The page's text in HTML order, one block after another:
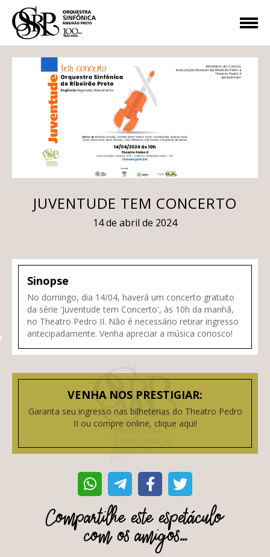
JUVENTUDE TEM CONCERTO
14 de abril de 2024
Sinopse
No domingo, dia 14/04, haverá um concerto gratuito
da série 'Juventude tem Concerto', às 10h da manhã,
no Theatro Pedro II. Não é necessário retirar ingresso
antecipadamente. Venha apreciar a música conosco!
VENHA NOS PRESTIGIAR:
Garanta seu ingresso nas bilheterias do Theatro Pedro
II ou compre online, clique aqui!
Compartilhe este espetáculo
com os amigos...